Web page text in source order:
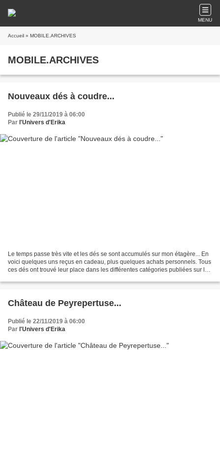
MENU
Accueil » MOBILE.ARCHIVES
MOBILE.ARCHIVES
Nouveaux dés à coudre...
Publié le 29/11/2019 à 06:00
Par l'Univers d'Erika
Le temps passe très vite et les dés se sont accumulés sur mon étagère... En
voici quelques uns reçus en cadeau, plus quelques achats personnels. Tous
ces dés ont trouvé leur place dans les différentes catégories publiées sur le
Château de Peyrepertuse...
Publié le 22/11/2019 à 06:00
Par l'Univers d'Erika